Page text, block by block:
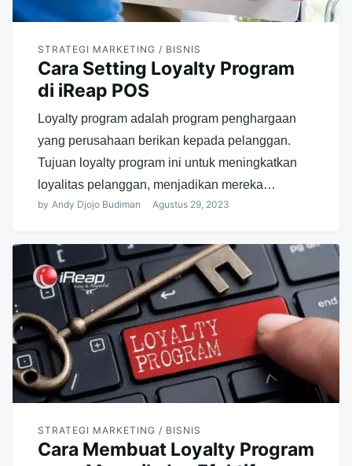
STRATEGI MARKETING / BISNIS
Cara Setting Loyalty Program
di iReap POS
Loyalty program adalah program penghargaan
yang perusahaan berikan kepada pelanggan.
Tujuan loyalty program ini untuk meningkatkan
loyalitas pelanggan, menjadikan mereka…
by Andy Djojo Budiman Agustus 29, 2023
STRATEGI MARKETING / BISNIS
Cara Membuat Loyalty Program